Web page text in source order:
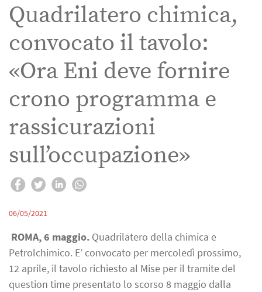
Quadrilatero chimica,
convocato il tavolo:
«Ora Eni deve fornire
crono programma e
rassicurazioni
sull’occupazione»
06/05/2021
ROMA, 6 maggio. Quadrilatero della chimica e
Petrolchimico. E’ convocato per mercoledì prossimo,
12 aprile, il tavolo richiesto al Mise per il tramite del
question time presentato lo scorso 8 maggio dalla